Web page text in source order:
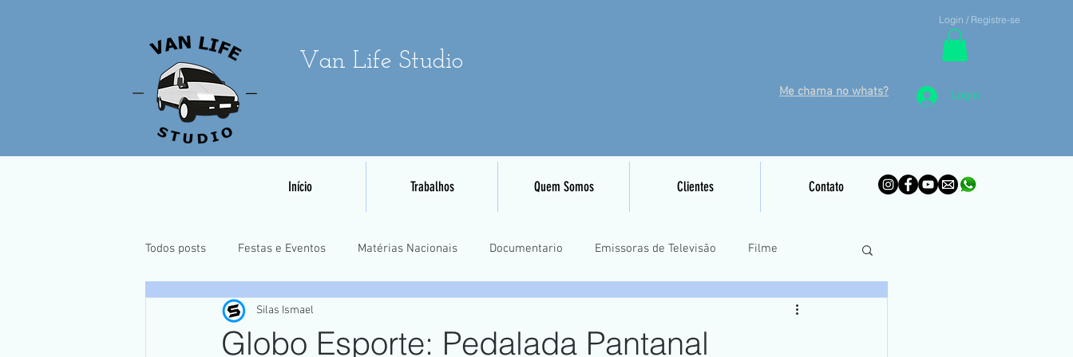
Van Life Studio
Login / Registre-se
Me chama no whats? Login
Início Trabalhos Quem Somos Clientes Contato
Todos posts Festas e Eventos Matérias Nacionais Documentario Emissoras de Televisão Filme
Casamentos e Pré-Wedding Treinamento Piloto Remoto
Globo Esporte: Pedalada Pantanal
Silas Ismael